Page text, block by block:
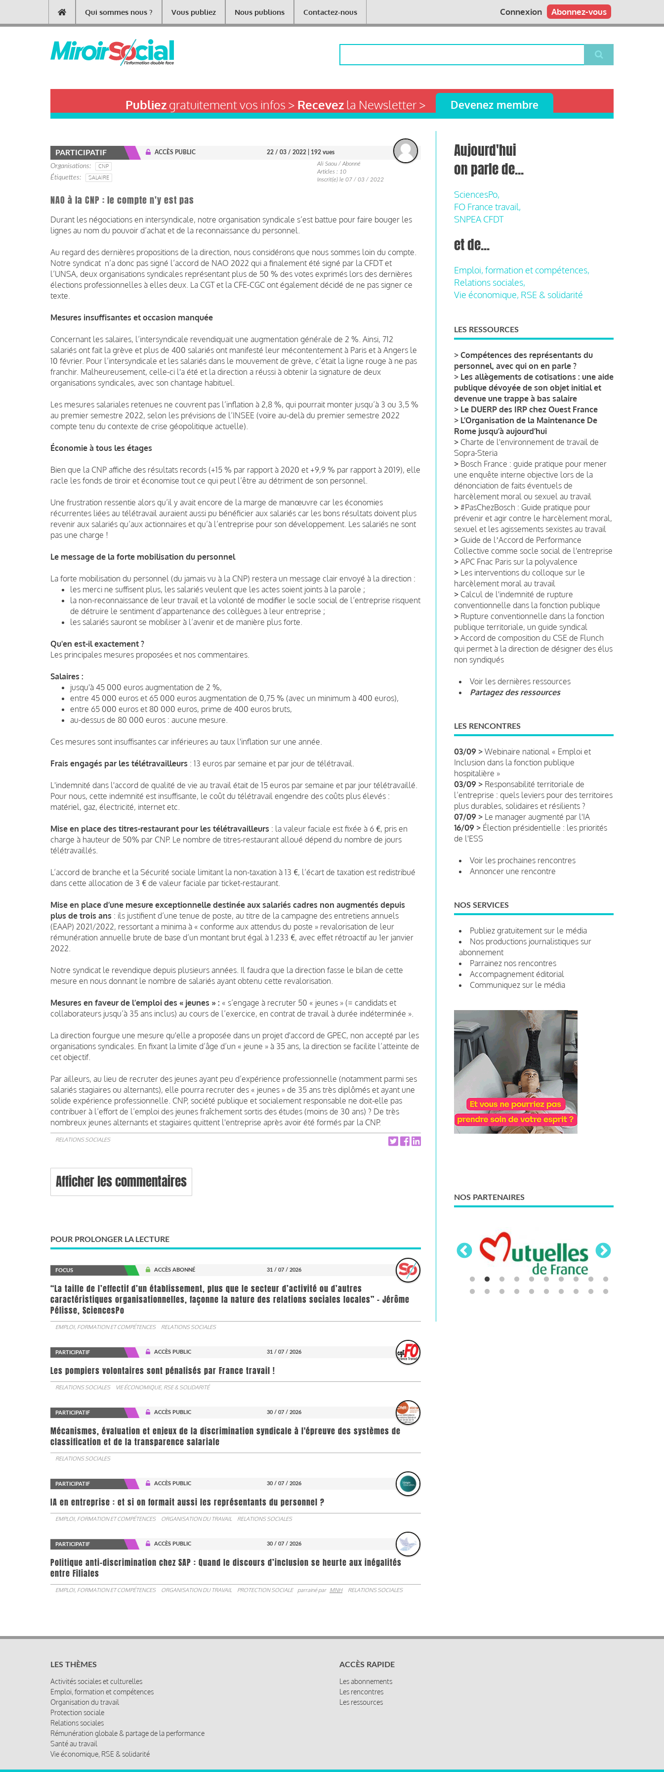
contenu
Main
navigation
Qui sommes nous ? Vous publiez Nous publions Contactez-nous Abonnez-vous
Connexion
Publiezgratuitement vos infos > Recevezla Newsletter > Devenez membre
PARTICIPATIF ACCÈS PUBLIC 22 / 03 / 2022 | 192 vues
Organisations
CNP
Étiquettes
SALAIRE
Ali Saou / Abonné
Articles : 10
Inscrit(e) le 07 / 03 / 2022
NAO à la CNP : le compte n'y est pas
Durant les négociations en intersyndicale, notre organisation syndicale s’est battue pour faire bouger les
lignes au nom du pouvoir d’achat et de la reconnaissance du personnel.
Au regard des dernières propositions de la direction, nous considérons que nous sommes loin du compte.
Notre syndicat n’a donc pas signé l’accord de NAO 2022 qui a finalement été signé par la CFDT et
l’UNSA, deux organisations syndicales représentant plus de 50 % des votes exprimés lors des dernières
élections professionnelles à elles deux. La CGT et la CFE-CGC ont également décidé de ne pas signer ce
texte.
Mesures insuffisantes et occasion manquée
Concernant les salaires, l’intersyndicale revendiquait une augmentation générale de 2 %. Ainsi, 712
salariés ont fait la grève et plus de 400 salariés ont manifesté leur mécontentement à Paris et à Angers le
10 février. Pour l’intersyndicale et les salariés dans le mouvement de grève, c’était la ligne rouge à ne pas
franchir. Malheureusement, celle-ci l'a été et la direction a réussi à obtenir la signature de deux
organisations syndicales, avec son chantage habituel.
Les mesures salariales retenues ne couvrent pas l’inflation à 2,8 %, qui pourrait monter jusqu’à 3 ou 3,5 %
au premier semestre 2022, selon les prévisions de l’INSEE (voire au-delà du premier semestre 2022
compte tenu du contexte de crise géopolitique actuelle).
Économie à tous les étages
Bien que la CNP affiche des résultats records (+15 % par rapport à 2020 et +9,9 % par rapport à 2019), elle
racle les fonds de tiroir et économise tout ce qui peut l’être au détriment de son personnel.
Une frustration ressentie alors qu’il y avait encore de la marge de manœuvre car les économies
récurrentes liées au télétravail auraient aussi pu bénéficier aux salariés car les bons résultats doivent plus
revenir aux salariés qu’aux actionnaires et qu’à l’entreprise pour son développement. Les salariés ne sont
pas une charge !
Le message de la forte mobilisation du personnel
La forte mobilisation du personnel (du jamais vu à la CNP) restera un message clair envoyé à la direction :
les merci ne suffisent plus, les salariés veulent que les actes soient joints à la parole ;
la non-reconnaissance de leur travail et la volonté de modifier le socle social de l’entreprise risquent
de détruire le sentiment d’appartenance des collègues à leur entreprise ;
les salariés sauront se mobiliser à l’avenir et de manière plus forte.
Qu'en est-il exactement ?
Les principales mesures proposées et nos commentaires.
Salaires :
jusqu'à 45 000 euros augmentation de 2 %,
entre 45 000 euros et 65 000 euros augmentation de 0,75 % (avec un minimum à 400 euros),
entre 65 000 euros et 80 000 euros, prime de 400 euros bruts,
au-dessus de 80 000 euros : aucune mesure.
Ces mesures sont insuffisantes car inférieures au taux l'inflation sur une année.
Frais engagés par les télétravailleurs : 13 euros par semaine et par jour de télétravail.
L'indemnité dans l'accord de qualité de vie au travail était de 15 euros par semaine et par jour télétravaillé.
Pour nous, cette indemnité est insuffisante, le coût du télétravail engendre des coûts plus élevés :
matériel, gaz, électricité, internet etc.
Mise en place des titres-restaurant pour les télétravailleurs : la valeur faciale est fixée à 6 €, pris en
charge à hauteur de 50% par CNP. Le nombre de titres-restaurant alloué dépend du nombre de jours
télétravaillés.
L’accord de branche et la Sécurité sociale limitant la non-taxation à 13 €, l’écart de taxation est redistribué
dans cette allocation de 3 € de valeur faciale par ticket-restaurant.
Mise en place d’une mesure exceptionnelle destinée aux salariés cadres non augmentés depuis
plus de trois ans : ils justifient d’une tenue de poste, au titre de la campagne des entretiens annuels
(EAAP) 2021/2022, ressortant a minima à « conforme aux attendus du poste » revalorisation de leur
rémunération annuelle brute de base d’un montant brut égal à 1.233 €, avec effet rétroactif au 1er janvier
2022.
Notre syndicat le revendique depuis plusieurs années. Il faudra que la direction fasse le bilan de cette
mesure en nous donnant le nombre de salariés ayant obtenu cette revalorisation.
Mesures en faveur de l’emploi des « jeunes » : « s’engage à recruter 50 « jeunes » (= candidats et
collaborateurs jusqu’à 35 ans inclus) au cours de l’exercice, en contrat de travail à durée indéterminée ».
La direction fourgue une mesure qu'elle a proposée dans un projet d'accord de GPEC, non accepté par les
organisations syndicales. En fixant la limite d’âge d’un « jeune » à 35 ans, la direction se facilite l’atteinte de
cet objectif.
Par ailleurs, au lieu de recruter des jeunes ayant peu d’expérience professionnelle (notamment parmi ses
salariés stagiaires ou alternants), elle pourra recruter des « jeunes » de 35 ans très diplômés et ayant une
solide expérience professionnelle. CNP, société publique et socialement responsable ne doit-elle pas
contribuer à l’effort de l’emploi des jeunes fraîchement sortis des études (moins de 30 ans) ? De très
nombreux jeunes alternants et stagiaires quittent l'entreprise après avoir été formés par la CNP.
RELATIONS SOCIALES
Afficher les commentaires
POUR PROLONGER LA LECTURE
FOCUS ACCÈS ABONNÉ 31 / 07 / 2026
“La taille de l’effectif d’un établissement, plus que le secteur d’activité ou d’autres
caractéristiques organisationnelles, façonne la nature des relations sociales locales” - Jérôme
Pélisse, SciencesPo
EMPLOI, FORMATION ET COMPÉTENCES RELATIONS SOCIALES
PARTICIPATIF ACCÈS PUBLIC 31 / 07 / 2026
Les pompiers volontaires sont pénalisés par France travail !
RELATIONS SOCIALES VIE ÉCONOMIQUE, RSE & SOLIDARITÉ
PARTICIPATIF ACCÈS PUBLIC 30 / 07 / 2026
Mécanismes, évaluation et enjeux de la discrimination syndicale à l'épreuve des systèmes de
classification et de la transparence salariale
RELATIONS SOCIALES
PARTICIPATIF ACCÈS PUBLIC 30 / 07 / 2026
IA en entreprise : et si on formait aussi les représentants du personnel ?
EMPLOI, FORMATION ET COMPÉTENCES ORGANISATION DU TRAVAIL RELATIONS SOCIALES
PARTICIPATIF ACCÈS PUBLIC 30 / 07 / 2026
Politique anti-discrimination chez SAP : Quand le discours d’inclusion se heurte aux inégalités
entre Filiales
EMPLOI, FORMATION ET COMPÉTENCES ORGANISATION DU TRAVAIL PROTECTION SOCIALE parrainé par MNH RELATIONS SOCIALES
Aujourd'hui
on parle de...
SciencesPo,
FO France travail,
SNPEA CFDT
et de...
Emploi, formation et compétences,
Relations sociales,
Vie économique, RSE & solidarité
LES RESSOURCES
> Compétences des représentants du
personnel, avec qui on en parle ?
> Les allègements de cotisations : une aide
publique dévoyée de son objet initial et
devenue une trappe à bas salaire
> Le DUERP des IRP chez Ouest France
> L’Organisation de la Maintenance De
Rome jusqu’à aujourd’hui
> Charte de l'environnement de travail de
Sopra-Steria
> Bosch France : guide pratique pour mener
une enquête interne objective lors de la
dénonciation de faits éventuels de
harcèlement moral ou sexuel au travail
> #PasChezBosch : Guide pratique pour
prévenir et agir contre le harcèlement moral,
sexuel et les agissements sexistes au travail
> Guide de lʼAccord de Performance
Collective comme socle social de l'entreprise
> APC Fnac Paris sur la polyvalence
> Les interventions du colloque sur le
harcèlement moral au travail
> Calcul de l'indemnité de rupture
conventionnelle dans la fonction publique
> Rupture conventionnelle dans la fonction
publique territoriale, un guide syndical
> Accord de composition du CSE de Flunch
qui permet à la direction de désigner des élus
non syndiqués
Voir les dernières ressources
Partagez des ressources
LES RENCONTRES
03/09 > Webinaire national « Emploi et
Inclusion dans la fonction publique
hospitalière »
03/09 > Responsabilité territoriale de
l’entreprise : quels leviers pour des territoires
plus durables, solidaires et résilients ?
07/09 > Le manager augmenté par l'IA
16/09 > Élection présidentielle : les priorités
de l'ESS
Voir les prochaines rencontres
Annoncer une rencontre
NOS SERVICES
Publiez gratuitement sur le média
Nos productions journalistiques sur
abonnement
Parrainez nos rencontres
Accompagnement éditorial
Communiquez sur le média
NOS PARTENAIRES
LES THÈMES
Activités sociales et culturelles
Emploi, formation et compétences
Organisation du travail
Protection sociale
Relations sociales
Rémunération globale & partage de la performance
Santé au travail
Vie économique, RSE & solidarité
ACCÈS RAPIDE
Les abonnements
Les rencontres
Les ressources